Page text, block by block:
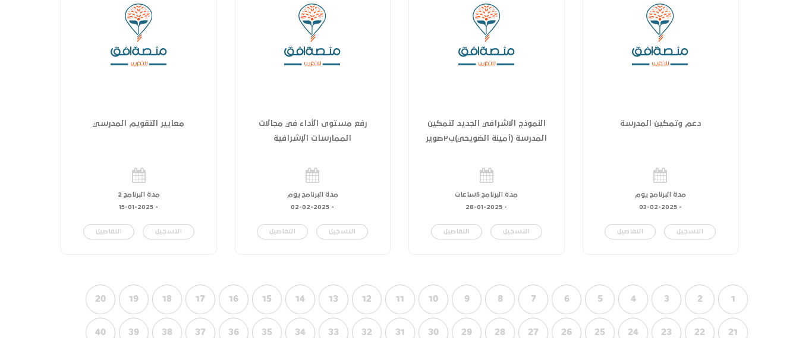
دعم وتمكين المدرسة
مدة البرنامج يوم
-
03-02-2025
التسجيل التفاصيل
النموذج الاشرافي الجديد لتمكين
المدرسة (أمينة الضويحي)ب٢صوير
مدة البرنامج 5ساعات
-
28-01-2025
التسجيل التفاصيل
رفع مستوى الأداء في مجالات
الممارسات الإشرافية
مدة البرنامج يوم
-
02-02-2025
التسجيل التفاصيل
معايير التقويم المدرسي
مدة البرنامج 2
-
15-01-2025
التسجيل التفاصيل
1
2
3
4
5
6
7
8
9
10
11
12
13
14
15
16
17
18
19
20
21
22
23
24
25
26
27
28
29
30
31
32
33
34
35
36
37
38
39
40